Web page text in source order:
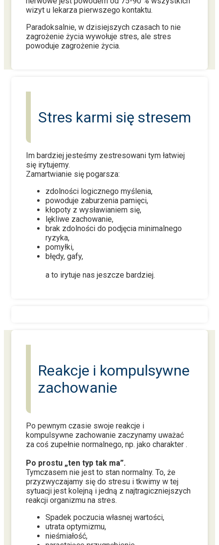
wizyt u lekarza pierwszego kontaktu.
Paradoksalnie, w dzisiejszych czasach to nie
zagrożenie życia wywołuje stres, ale stres
powoduje zagrożenie życia.
Stres karmi się stresem
Im bardziej jesteśmy zestresowani tym łatwiej
się irytujemy.
Zamartwianie się pogarsza:
zdolności logicznego myślenia,
powoduje zaburzenia pamięci,
kłopoty z wysławianiem się,
lękliwe zachowanie,
brak zdolności do podjęcia minimalnego
ryzyka,
pomyłki,
błędy, gafy,
a to irytuje nas jeszcze bardziej.
Reakcje i kompulsywne
zachowanie
Po pewnym czasie swoje reakcje i
kompulsywne zachowanie zaczynamy uważać
za coś zupełnie normalnego, np. jako charakter .
Po prostu „ten typ tak ma”.
Tymczasem nie jest to stan normalny. To, że
przyzwyczajamy się do stresu i tkwimy w tej
sytuacji jest kolejną i jedną z najtragiczniejszych
reakcji organizmu na stres.
Spadek poczucia własnej wartości,
utrata optymizmu,
nieśmiałość,